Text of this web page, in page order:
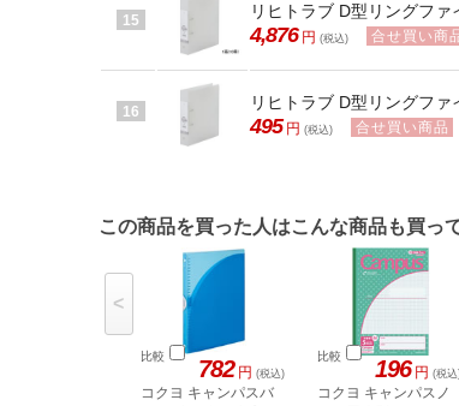
15 リヒトラブ D型リングフ
4,876 円 (税込) 合せ買い商
16 リヒトラブ D型リングフ
495 円 (税込) 合せ買い商品
この商品を買った人はこんな商品も買っ
比較 782 円 (税込)
コクヨ キャンパスバ
比較 196 円 (税
コクヨ キャンパスノ
<